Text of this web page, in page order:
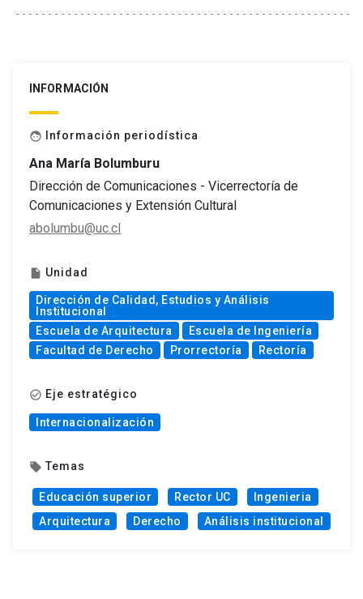
INFORMACIÓN
face Información periodística
Ana María Bolumburu
Dirección de Comunicaciones - Vicerrectoría de
Comunicaciones y Extensión Cultural
abolumbu@uc.cl
insert_drive_file Unidad
Dirección de Calidad, Estudios y Análisis
Institucional
Escuela de Arquitectura
Escuela de Ingeniería
Facultad de Derecho
Prorrectoría Rectoría
check_circle_outline Eje estratégico
Internacionalización
local_offer Temas
Educación superior Rector UC
Ingenieria
Arquitectura
Derecho Análisis institucional